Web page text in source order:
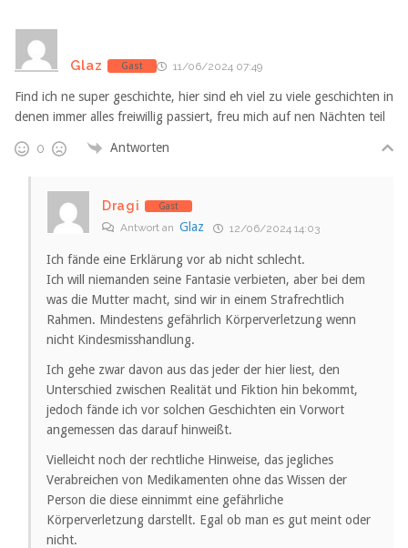
Glaz Gast 11/06/2024 07:49
Find ich ne super geschichte, hier sind eh viel zu viele geschichten in
denen immer alles freiwillig passiert, freu mich auf nen Nächten teil
0 Antworten
Dragi Gast
Antwort an Glaz 12/06/2024 14:03
Ich fände eine Erklärung vor ab nicht schlecht.
Ich will niemanden seine Fantasie verbieten, aber bei dem
was die Mutter macht, sind wir in einem Strafrechtlich
Rahmen. Mindestens gefährlich Körperverletzung wenn
nicht Kindesmisshandlung.
Ich gehe zwar davon aus das jeder der hier liest, den
Unterschied zwischen Realität und Fiktion hin bekommt,
jedoch fände ich vor solchen Geschichten ein Vorwort
angemessen das darauf hinweißt.
Vielleicht noch der rechtliche Hinweise, das jegliches
Verabreichen von Medikamenten ohne das Wissen der
Person die diese einnimmt eine gefährliche
Körperverletzung darstellt. Egal ob man es gut meint oder
nicht.